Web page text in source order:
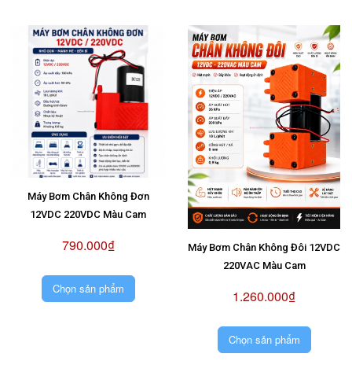
Máy Bơm Chân Không Đơn
12VDC 220VDC Màu Cam
790.000₫
Chọn sản phẩm
Máy Bơm Chân Không Đôi 12VDC
220VAC Màu Cam
1.260.000₫
Chọn sản phẩm